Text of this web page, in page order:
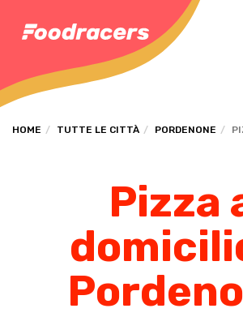
HOME TUTTE LE CITTÀ PORDENONE
Pizza